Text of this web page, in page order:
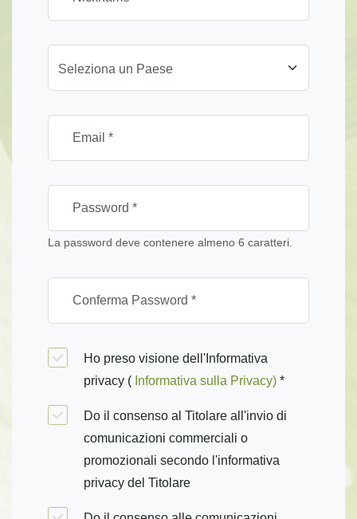
Seleziona un Paese
La password deve contenere almeno 6 caratteri.
Ho preso visione dell'Informativa
privacy ( Informativa sulla Privacy) *
Do il consenso al Titolare all'invio di
comunicazioni commerciali o
promozionali secondo l'informativa
privacy del Titolare